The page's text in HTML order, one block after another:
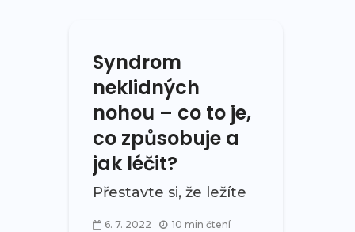
Syndrom
neklidných
nohou – co to je,
co způsobuje a
jak léčit?
Přestavte si, že ležíte
6. 7. 2022 10 min čtení